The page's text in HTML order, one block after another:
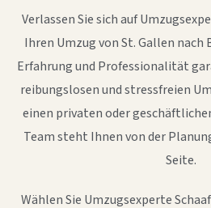
Verlassen Sie sich auf
Ihren Umzug von St. Gallen nach
Erfahrung und Professionalität
reibungslosen und stressfreien
einen privaten oder
Team steht Ihnen von der
Seite.
Wählen Sie Umzugsexperte